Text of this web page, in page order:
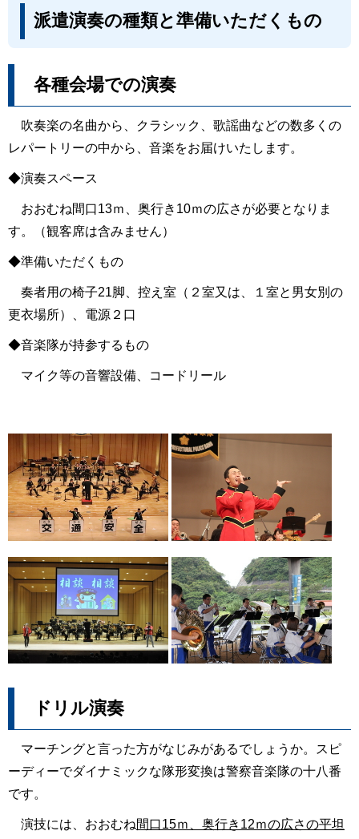
派遣演奏の種類と準備いただくもの
各種会場での演奏
吹奏楽の名曲から、クラシック、歌謡曲などの数多くの
レパートリーの中から、音楽をお届けいたします。
◆演奏スペース
おおむね間口13ｍ、奥行き10ｍの広さが必要となりま
す。（観客席は含みません）
◆準備いただくもの
奏者用の椅子21脚、控え室（２室又は、１室と男女別の
更衣場所）、電源２口
◆音楽隊が持参するもの
マイク等の音響設備、コードリール
ドリル演奏
マーチングと言った方がなじみがあるでしょうか。スピ
ーディーでダイナミックな隊形変換は警察音楽隊の十八番
です。
演技には、おおむね間口15ｍ、奥行き12ｍの広さの平坦